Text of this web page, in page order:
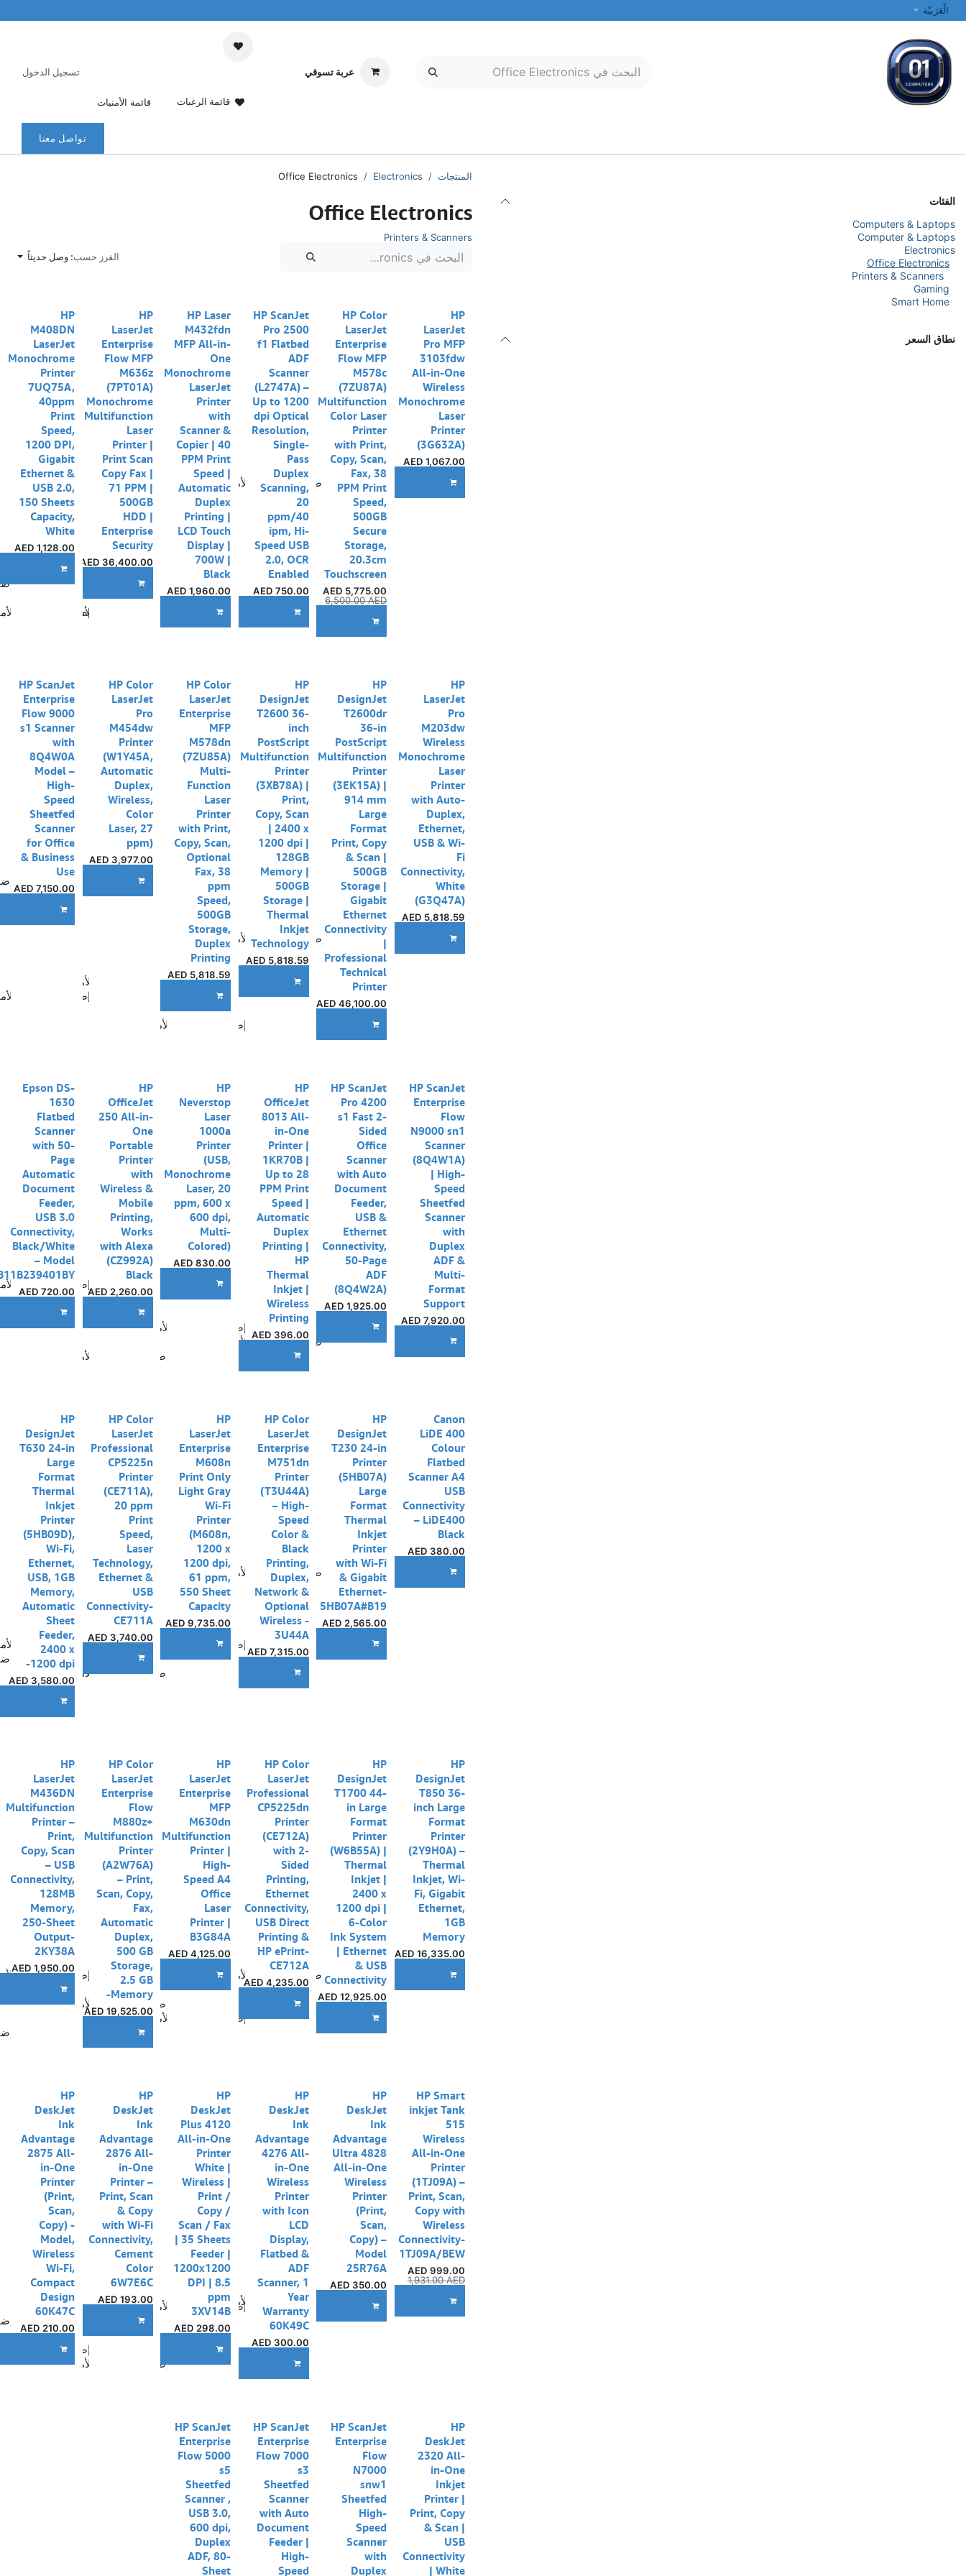
تخطي للذهاب إلى المحتوى
الْعَرَبيّة
عربة تسوقي
قائمة الرغبات قائمة الأمنيات
تسجيل الدخول
تواصل معنا
الفئات
Computers & Laptops
Computer & Laptops
Electronics
Office Electronics
Printers & Scanners
Gaming
Smart Home
نطاق السعر
المنتجات Electronics
Office Electronics
Office Electronics
Printers & Scanners
الفرز حسب:وصل حديثاً
HP
LaserJet
Pro MFP
3103fdw
All-in-One
Wireless
Monochrome
Laser
Printer
(3G632A)
1,067.00
إضافة إلى قائمة الأمنيات
HP Color
LaserJet
Enterprise
Flow MFP
M578c
(7ZU87A)
Multifunction
Color Laser
Printer
with Print,
Copy, Scan,
Fax, 38
PPM Print
Speed,
500GB
Secure
Storage,
20.3cm
Touchscreen
5,775.00
6,500.00AED
HP ScanJet
Pro 2500
f1 Flatbed
ADF
Scanner
(L2747A) –
Up to 1200
dpi Optical
Resolution,
Single-
Pass
Duplex
Scanning,
20
ppm/40
ipm, Hi-
Speed USB
2.0, OCR
Enabled
750.00
إضافة إلى قائمة الأمنيات
HP Laser
M432fdn
MFP All-in-
One
Monochrome
LaserJet
Printer
with
Scanner &
Copier | 40
PPM Print
Speed |
Automatic
Duplex
Printing |
LCD Touch
Display |
700W |
Black
1,960.00
AED
إضافة إلى قائمة
نفدت الكمية
HP
LaserJet
Enterprise
Flow MFP
M636z
(7PT01A)
Monochrome
Multifunction
Laser
Printer |
Print Scan
Copy Fax |
71 PPM |
500GB
HDD |
Enterprise
Security
36,400.00
HP
M408DN
LaserJet
Monochrome
Printer
7UQ75A,
40ppm
Print
Speed,
1200 DPI,
Gigabit
Ethernet &
USB 2.0,
150 Sheets
Capacity,
White
1,128.00
AED
HP
LaserJet
Pro
M203dw
Wireless
Monochrome
Laser
Printer
with Auto-
Duplex,
Ethernet,
USB & Wi-
Fi
Connectivity,
White
(G3Q47A)
5,818.59
إضافة إلى قائمة الأمنيات
نفدت الكمية
HP
DesignJet
T2600dr
36-in
PostScript
Multifunction
Printer
(3EK15A) |
914 mm
Large
Format
Print, Copy
& Scan |
500GB
Storage |
Gigabit
Ethernet
Connectivity
|
Professional
Technical
Printer
46,100.00
AED
إضافة إلى قائمة الأمنيات
نفدت الكمية
HP
DesignJet
T2600 36-
inch
PostScript
Multifunction
Printer
(3XB78A) |
Print,
Copy, Scan
| 2400 x
1200 dpi |
128GB
Memory |
500GB
Storage |
Thermal
Inkjet
Technology
5,818.59
إضافة إلى قائمة الأمنيات
نفدت الكمية
HP Color
LaserJet
Enterprise
MFP
M578dn
(7ZU85A)
Multi-
Function
Laser
Printer
with Print,
Copy, Scan,
Optional
Fax, 38
ppm
Speed,
500GB
Storage,
Duplex
Printing
5,818.59
إضافة إلى قائمة
نفدت الكمية
HP Color
LaserJet
Pro
M454dw
Printer
(W1Y45A,
Automatic
Duplex,
Wireless,
Color
Laser, 27
ppm)
3,977.00
HP ScanJet
Enterprise
Flow 9000
s1 Scanner
with
8Q4W0A
Model –
High-
Speed
Sheetfed
Scanner
for Office
& Business
Use
7,150.00
AED
HP ScanJet
Enterprise
Flow
N9000 sn1
Scanner
(8Q4W1A)
| High-
Speed
Sheetfed
Scanner
with
Duplex
ADF &
Multi-
Format
Support
7,920.00
إضافة إلى قائمة الأمنيات
HP ScanJet
Pro 4200
s1 Fast 2-
Sided
Office
Scanner
with Auto
Document
Feeder,
USB &
Ethernet
Connectivity,
50-Page
ADF
(8Q4W2A)
1,925.00
AED
إضافة إلى قائمة الأمنيات
HP
OfficeJet
8013 All-
in-One
Printer |
1KR70B |
Up to 28
PPM Print
Speed |
Automatic
Duplex
Printing |
HP
Thermal
Inkjet |
Wireless
Printing
396.00
إضافة إلى قائمة الأمنيات
HP
Neverstop
Laser
1000a
Printer
(USB,
Monochrome
Laser, 20
ppm, 600 x
600 dpi,
Multi-
Colored)
830.00
AED
إضافة إلى قائمة
نفدت الكمية
HP
OfficeJet
250 All-in-
One
Portable
Printer
with
Wireless &
Mobile
Printing,
Works
with Alexa
(CZ992A)
Black
2,260.00
Epson DS-
1630
Flatbed
Scanner
with 50-
Page
Automatic
Document
Feeder,
USB 3.0
Connectivity,
Black/White
– Model
720.00
AED
نفدت الكمية
Canon
LiDE 400
Colour
Flatbed
Scanner A4
USB
Connectivity
– LiDE400
Black
380.00
إضافة إلى قائمة الأمنيات
HP
DesignJet
T230 24-in
Printer
(5HB07A)
Large
Format
Thermal
Inkjet
Printer
with Wi-Fi
& Gigabit
Ethernet-
5HB07A#B19
2,565.00
إضافة إلى قائمة الأمنيات
HP Color
LaserJet
Enterprise
M751dn
Printer
(T3U44A)
– High-
Speed
Color &
Black
Printing,
Duplex,
Network &
Optional
Wireless -
3U44A
7,315.00
إضافة إلى قائمة الأمنيات
HP
LaserJet
Enterprise
M608n
Print Only
Light Gray
Wi-Fi
Printer
(M608n,
1200 x
1200 dpi,
61 ppm,
550 Sheet
Capacity
9,735.00
AED
إضافة إلى قائمة
HP Color
LaserJet
Professional
CP5225n
Printer
(CE711A),
20 ppm
Print
Speed,
Laser
Technology,
Ethernet &
USB
Connectivity-
CE711A
3,740.00
HP
DesignJet
T630 24-in
Large
Format
Thermal
Inkjet
Printer
(5HB09D),
Wi-Fi,
Ethernet,
USB, 1GB
Memory,
Automatic
Sheet
Feeder,
2400 x
1200 dpi-
3,580.00
HP
DesignJet
T850 36-
inch Large
Format
Printer
(2Y9H0A) –
Thermal
Inkjet, Wi-
Fi, Gigabit
Ethernet,
1GB
Memory
16,335.00
إضافة إلى قائمة الأمنيات
HP
DesignJet
T1700 44-
in Large
Format
Printer
(W6B55A) |
Thermal
Inkjet |
2400 x
1200 dpi |
6-Color
Ink System
| Ethernet
& USB
Connectivity
12,925.00
AED
إضافة إلى قائمة الأمنيات
نفدت الكمية
HP Color
LaserJet
Professional
CP5225dn
Printer
(CE712A)
with 2-
Sided
Printing,
Ethernet
Connectivity,
USB Direct
Printing &
HP ePrint-
CE712A
4,235.00
إضافة إلى قائمة الأمنيات
HP
LaserJet
Enterprise
MFP
M630dn
Multifunction
Printer |
High-
Speed A4
Office
Laser
Printer |
B3G84A
4,125.00
AED
إضافة إلى قائمة
HP Color
LaserJet
Enterprise
Flow
M880z+
Multifunction
Printer
(A2W76A)
– Print,
Scan, Copy,
Fax,
Automatic
Duplex,
500 GB
Storage,
2.5 GB
Memory-
19,525.00
HP
LaserJet
M436DN
Multifunction
Printer –
Print,
Copy, Scan
– USB
Connectivity,
128MB
Memory,
250-Sheet
Output-
2KY38A
1,950.00
AED
نفدت الكمية
HP Smart
inkjet Tank
515
Wireless
All-in-One
Printer
(1TJ09A) –
Print, Scan,
Copy with
Wireless
Connectivity-
1TJ09A/BEW
999.00
1,931.00AED
إضافة إلى قائمة الأمنيات
HP
DeskJet
Ink
Advantage
Ultra 4828
All-in-One
Wireless
Printer
(Print,
Scan,
Copy) –
Model
25R76A
350.00
إضافة إلى قائمة الأمنيات
نفدت الكمية
HP
DeskJet
Ink
Advantage
4276 All-
in-One
Wireless
Printer
with Icon
LCD
Display,
Flatbed &
ADF
Scanner, 1
Year
Warranty
60K49C
300.00
إضافة إلى قائمة الأمنيات
نفدت الكمية
HP
DeskJet
Plus 4120
All-in-One
Printer
White |
Wireless |
Print /
Copy /
Scan / Fax
| 35 Sheets
Feeder |
1200x1200
DPI | 8.5
ppm
3XV14B
298.00
إضافة إلى قائمة
HP
DeskJet
Ink
Advantage
2876 All-
in-One
Printer –
Print, Scan
& Copy
with Wi-Fi
Connectivity,
Cement
Color
6W7E6C
193.00
نفدت الكمية
HP
DeskJet
Ink
Advantage
2875 All-
in-One
Printer
(Print,
Scan,
Copy) -
Model,
Wireless
Wi-Fi,
Compact
Design
60K47C
210.00
HP
DeskJet
2320 All-
in-One
Inkjet
Printer |
Print, Copy
& Scan |
USB
Connectivity
| White
HP ScanJet
Enterprise
Flow
N7000
snw1
Sheetfed
High-
Speed
Scanner
with
Duplex
HP ScanJet
Enterprise
Flow 7000
s3
Sheetfed
Scanner
with Auto
Document
Feeder |
High-
Speed
HP ScanJet
Enterprise
Flow 5000
s5
Sheetfed
Scanner ,
USB 3.0,
600 dpi,
Duplex
ADF, 80-
Sheet